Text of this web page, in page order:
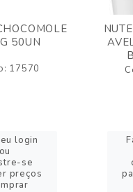
50UN
17570
login
ou
se
preços